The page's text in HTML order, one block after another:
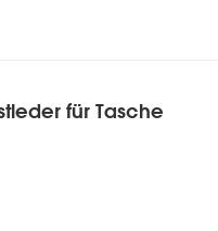
für Tasche